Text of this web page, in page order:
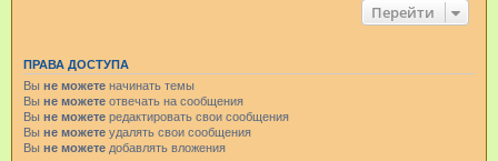
Перейти
ПРАВА ДОСТУПА
Вы не можете начинать темы
Вы не можете отвечать на сообщения
Вы не можете редактировать свои сообщения
Вы не можете удалять свои сообщения
Вы не можете добавлять вложения